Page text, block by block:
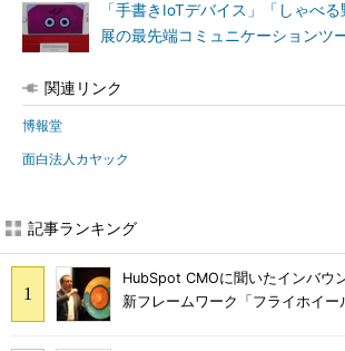
「手書きIoTデバイス」「しゃべ
展の最先端コミュニケーションツ
関連リンク
博報堂
面白法人カヤック
記事ランキング
HubSpot CMOに聞いたインバウ
新フレームワーク「フライホイー